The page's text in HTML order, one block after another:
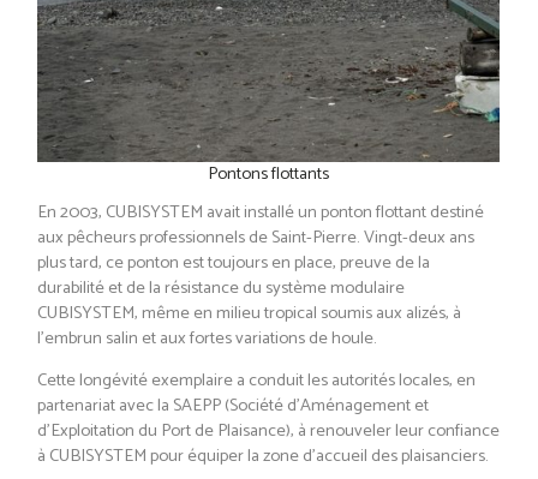
Pontons flottants
En 2003, CUBISYSTEM avait installé un ponton flottant destiné
aux pêcheurs professionnels de Saint-Pierre. Vingt-deux ans
plus tard, ce ponton est toujours en place, preuve de la
durabilité et de la résistance du système modulaire
CUBISYSTEM, même en milieu tropical soumis aux alizés, à
l’embrun salin et aux fortes variations de houle.
Cette longévité exemplaire a conduit les autorités locales, en
partenariat avec la SAEPP (Société d’Aménagement et
d’Exploitation du Port de Plaisance), à renouveler leur confiance
à CUBISYSTEM pour équiper la zone d’accueil des plaisanciers.